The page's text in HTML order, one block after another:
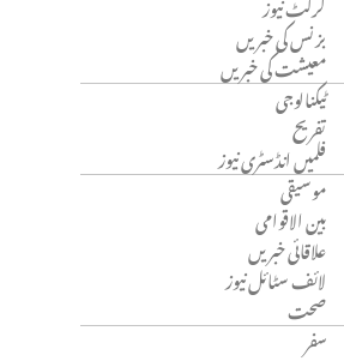
بزنس کی خبریں
معیشت کی خبریں
ٹیکنالوجی
تفریح
فلمیں انڈسٹری نیوز
موسیقی
بین الاقوامی
علاقائی خبریں
لائف سٹائل نیوز
صحت
سفر